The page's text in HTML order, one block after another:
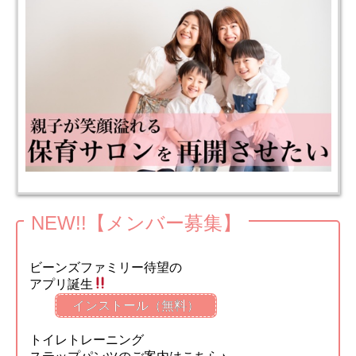
NEW!!【メンバー募集】
ビーンズファミリー待望の
アプリ誕生
インストール（無料）
トイレトレーニング